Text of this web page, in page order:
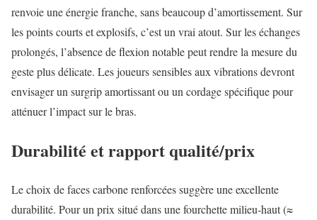
renvoie une énergie franche, sans beaucoup d’amortissement. Sur
les points courts et explosifs, c’est un vrai atout. Sur les échanges
prolongés, l’absence de flexion notable peut rendre la mesure du
geste plus délicate. Les joueurs sensibles aux vibrations devront
envisager un surgrip amortissant ou un cordage spécifique pour
atténuer l’impact sur le bras.
Durabilité et rapport qualité/prix
Le choix de faces carbone renforcées suggère une excellente
durabilité. Pour un prix situé dans une fourchette milieu‑haut (≈